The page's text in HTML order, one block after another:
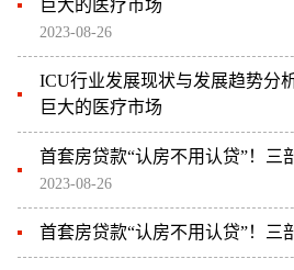
巨大的医疗市场
2023-08-26
ICU行业发展现状与发展趋势分
巨大的医疗市场
首套房贷款“认房不用认贷”！三
2023-08-26
首套房贷款“认房不用认贷”！三